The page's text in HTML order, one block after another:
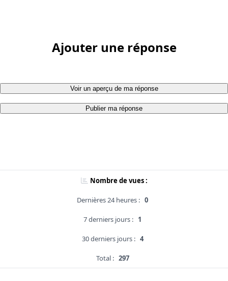
Ajouter une réponse
Voir un aperçu de ma réponse
Publier ma réponse
Nombre de vues :
Dernières 24 heures : 0
7 derniers jours : 1
30 derniers jours : 4
Total : 297